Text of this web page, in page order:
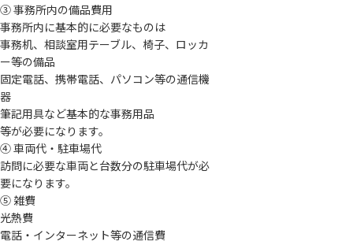
③ 事務所内の備品費用
事務所内に基本的に必要なものは
事務机、相談室用テーブル、椅子、ロッカ
ー等の備品
固定電話、携帯電話、パソコン等の通信機
器
筆記用具など基本的な事務用品
等が必要になります。
④ 車両代・駐車場代
訪問に必要な車両と台数分の駐車場代が必
要になります。
⑤ 雑費
光熱費
電話・インターネット等の通信費